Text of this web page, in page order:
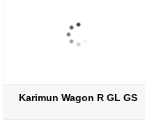
Karimun Wagon R GL GS